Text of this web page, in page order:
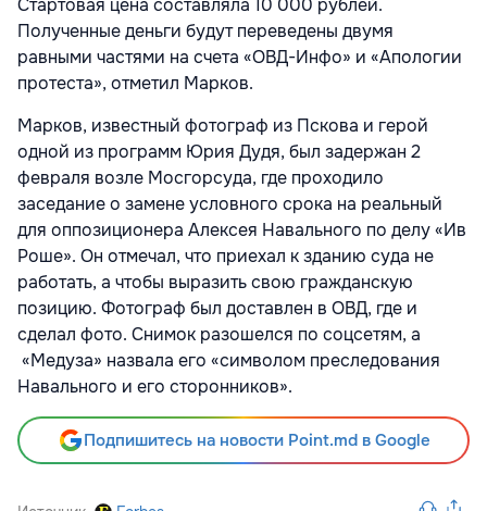
Полученные деньги будут переведены двумя
равными частями на счета «ОВД-Инфо» и «Апологии
протеста», отметил Марков.
Марков, известный фотограф из Пскова и герой
одной из программ Юрия Дудя, был задержан 2
февраля возле Мосгорсуда, где проходило
заседание о замене условного срока на реальный
для оппозиционера Алексея Навального по делу «Ив
Роше». Он отмечал, что приехал к зданию суда не
работать, а чтобы выразить свою гражданскую
позицию. Фотограф был доставлен в ОВД, где и
сделал фото. Снимок разошелся по соцсетям, а
«Медуза» назвала его «символом преследования
Навального и его сторонников».
Подпишитесь на новости Point.md в Google